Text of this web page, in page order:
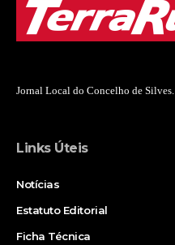
Jornal Local do Concelho de Silves.
Links Úteis
Notícias
Estatuto Editorial
Ficha Técnica